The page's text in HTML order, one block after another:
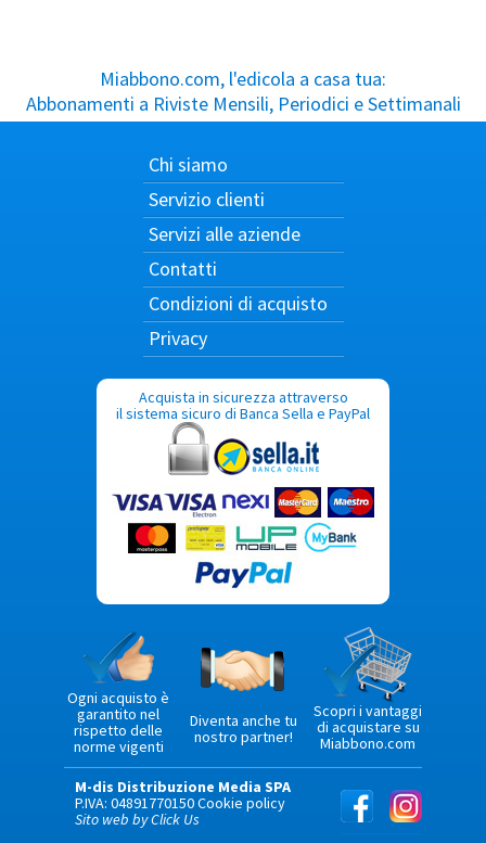
Miabbono.com, l'edicola a casa tua:
Abbonamenti a Riviste Mensili, Periodici e Settimanali
Chi siamo
Servizio clienti
Servizi alle aziende
Contatti
Condizioni di acquisto
Privacy
Acquista in sicurezza attraverso
il sistema sicuro di Banca Sella e PayPal
Ogni acquisto è
garantito nel
rispetto delle
norme vigenti
Diventa anche tu
nostro partner!
Scopri i vantaggi
di acquistare su
Miabbono.com
M-dis Distribuzione Media SPA
P.IVA: 04891770150Cookie policy
Sito web by Click Us